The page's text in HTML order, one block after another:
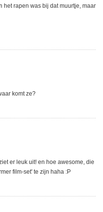
het rapen was bij dat muurtje, maar
komt ze?
er leuk uit! en hoe awesome, die
film-set' te zijn haha :P